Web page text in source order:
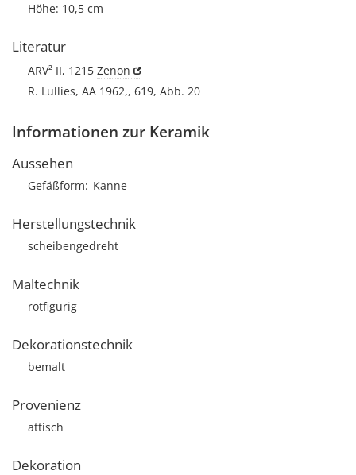
Höhe: 10,5 cm
Literatur
ARV² II, 1215 Zenon
R. Lullies, AA 1962,, 619, Abb. 20
Informationen zur Keramik
Aussehen
Gefäßform Kanne
Herstellungstechnik
scheibengedreht
Maltechnik
rotfigurig
Dekorationstechnik
bemalt
Provenienz
attisch
Dekoration